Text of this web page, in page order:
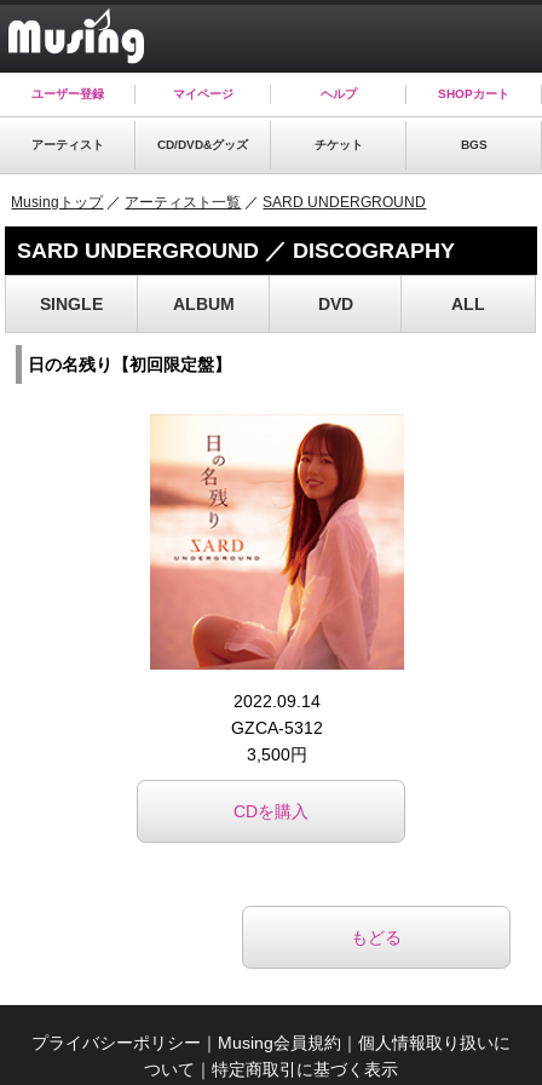
ユーザー登録 マイページ ヘルプ SHOPカート
アーティスト CD/DVD&グッズ チケット BGS
Musingトップ／ アーティスト一覧 ／SARD UNDERGROUND
SARD UNDERGROUND ／ DISCOGRAPHY
SINGLE ALBUM DVD ALL
日の名残り【初回限定盤】
2022.09.14
GZCA-5312
3,500円
CDを購入
もどる
プライバシーポリシー ｜ Musing会員規約 ｜ 個人情報取り扱いに
ついて ｜ 特定商取引に基づく表示